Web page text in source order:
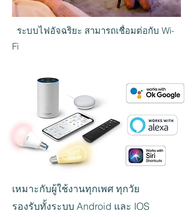
ระบบไฟอัจฉริยะ สามารถเชื่อมต่อกับ Wi-
Fi
เหมาะกับผู้ใช้งานทุกเพศ ทุกวัย
รองรับทั้งระบบ Android และ IOS